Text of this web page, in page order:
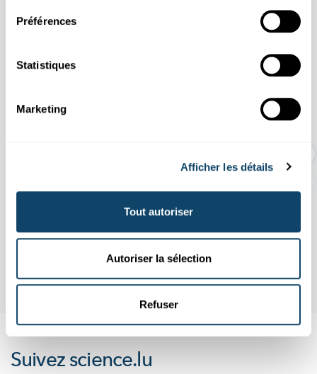
Préférences
Statistiques
Marketing
Afficher les détails
Tout autoriser
Autoriser la sélection
Refuser
11.04
31.10
EXPO TEMPORAIRE : Une histoire d'or
Suivezscience.lu